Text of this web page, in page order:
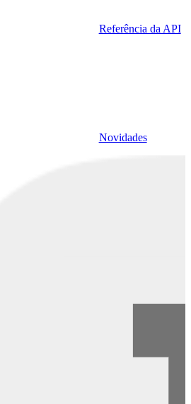
Referência da API
Novidades